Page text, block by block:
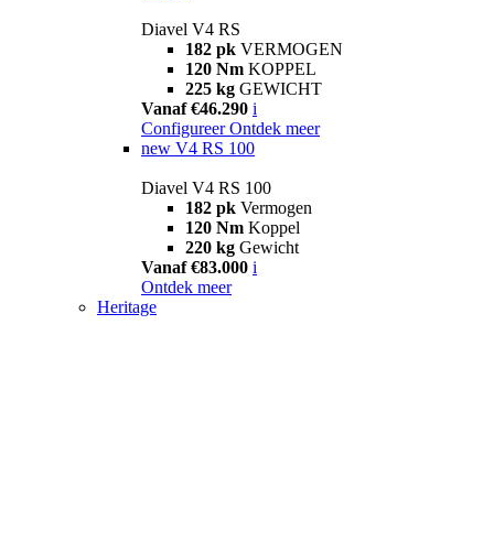
Diavel V4 RS
182 pk VERMOGEN
120 Nm KOPPEL
225 kg GEWICHT
Vanaf €46.290 i
Configureer Ontdek meer
new V4 RS 100
Diavel V4 RS 100
182 pk Vermogen
120 Nm Koppel
220 kg Gewicht
Vanaf €83.000 i
Ontdek meer
Heritage